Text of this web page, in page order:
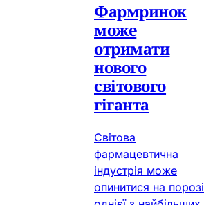
Фармринок
може
отримати
нового
світового
гіганта
Світова
фармацевтична
індустрія може
опинитися на порозі